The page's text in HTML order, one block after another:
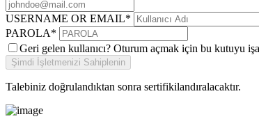
USERNAME OR EMAIL*
PAROLA*
Geri gelen kullanıcı? Oturum açmak için bu kutuyu
Talebiniz doğrulandıktan sonra sertifikilandıralacaktır.